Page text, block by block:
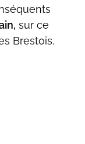
sur ce
Brestois.